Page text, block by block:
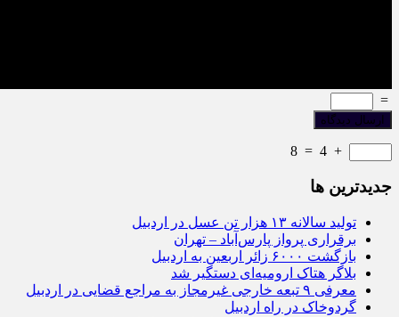
=
+
4
=
8
جديدترين ها
تولید سالانه ۱۳ هزار تن عسل در اردبیل
برقراری پرواز پارس‌آباد – تهران
بازگشت ۶۰۰۰ زائر اربعین به اردبیل
بلاگر هتاک ارومیه‌ای دستگیر شد
معرفی ۹ تبعه خارجی غیرمجاز به مراجع قضایی در اردبیل
گردوخاک در راه اردبیل